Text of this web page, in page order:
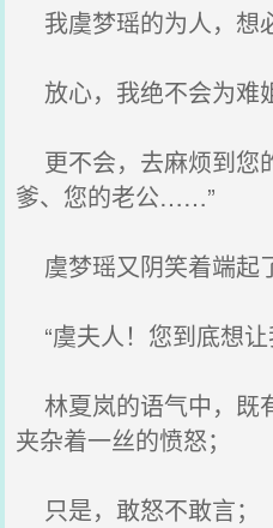
我虞梦瑶的为人，想
放心，我绝不会为难
更不会，去麻烦到您
爹、您的老公……”
虞梦瑶又阴笑着端起
“虞夫人！您到底想让
林夏岚的语气中，既
夹杂着一丝的愤怒；
只是，敢怒不敢言；